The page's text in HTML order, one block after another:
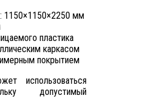
1150×1150×2250 мм
пластика
каркасом
покрытием
использоваться
допустимый